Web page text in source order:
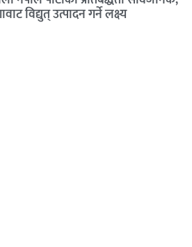
विद्युत् उत्पादन गर्ने लक्ष्य